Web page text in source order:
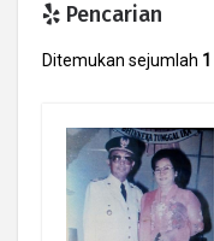
Pencarian
Ditemukan sejumlah 1